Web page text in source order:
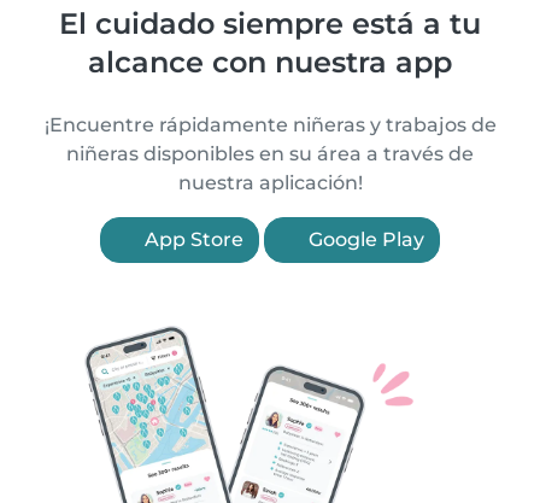
El cuidado siempre está a tu
alcance con nuestra app
¡Encuentre rápidamente niñeras y trabajos de
niñeras disponibles en su área a través de
nuestra aplicación!
App Store Google Play